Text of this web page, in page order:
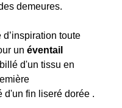
demeures.
d’inspiration toute
un éventail
d'un tissu en
d'un fin liseré dorée .